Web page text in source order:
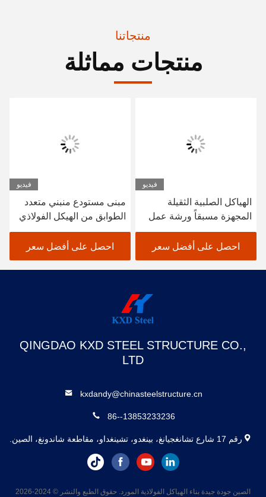
منتجاتنا
منتجات مماثلة
فيديو
الهياكل الصلبية الثقيلة
المجهزة مسبقاً ورشة عمل
البناء الصلب المهيك مخزن
احصل على أفضل سعر
فيديو
مبنى مستودع منبني متعدد
الطوابق من الهيكل الفولاذي
SGS BV المعتمد CE
احصل على أفضل سعر
QINGDAO KXD STEEL STRUCTURE CO.,
LTD
kxdandy@chinasteelstructure.cn
86--13853233236
رقم 17 شارع تشانغجيانغ، بينغدو، تشينغداو، مقاطعة شاندونغ، الصين.
الصين جودة جيدة بناء الهياكل الفولاذية المورد. حقوق الطبع والنشر © 2024-2026